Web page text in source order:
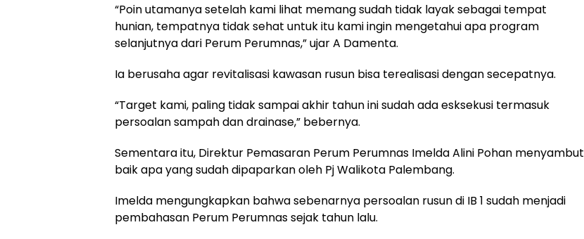
“Poin utamanya setelah kami lihat memang sudah tidak layak sebagai tempat
hunian, tempatnya tidak sehat untuk itu kami ingin mengetahui apa program
selanjutnya dari Perum Perumnas,” ujar A Damenta.
Ia berusaha agar revitalisasi kawasan rusun bisa terealisasi dengan secepatnya.
“Target kami, paling tidak sampai akhir tahun ini sudah ada esksekusi termasuk
persoalan sampah dan drainase,” bebernya.
Sementara itu, Direktur Pemasaran Perum Perumnas Imelda Alini Pohan menyambut
baik apa yang sudah dipaparkan oleh Pj Walikota Palembang.
Imelda mengungkapkan bahwa sebenarnya persoalan rusun di IB 1 sudah menjadi
pembahasan Perum Perumnas sejak tahun lalu.